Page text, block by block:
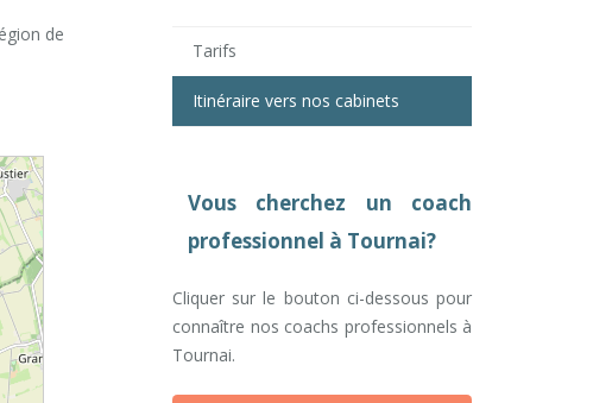
de
Tarifs
Itinéraire vers nos cabinets
Vous cherchez un coach
professionnel à Tournai?
Cliquer sur le bouton ci-dessous pour
connaître nos coachs professionnels à
Tournai.